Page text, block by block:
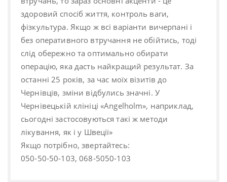
здоровий спосіб життя, контроль ваги,
фізкультура. Якщо ж всі варіанти вичерпані і
без оперативного втручання не обійтись, тоді
слід обережно та оптимально обирати
операцію, яка дасть найкращий результат. За
останні 25 років, за час моїх візитів до
Чернівців, зміни відбулись значні. У
Чернівецькій клініці «Angelholm», наприклад,
сьогодні застосовуються такі ж методи
лікування, як і у Швеції»
Якщо потрібно, звертайтесь:
050-50-50-103, 068-5050-103